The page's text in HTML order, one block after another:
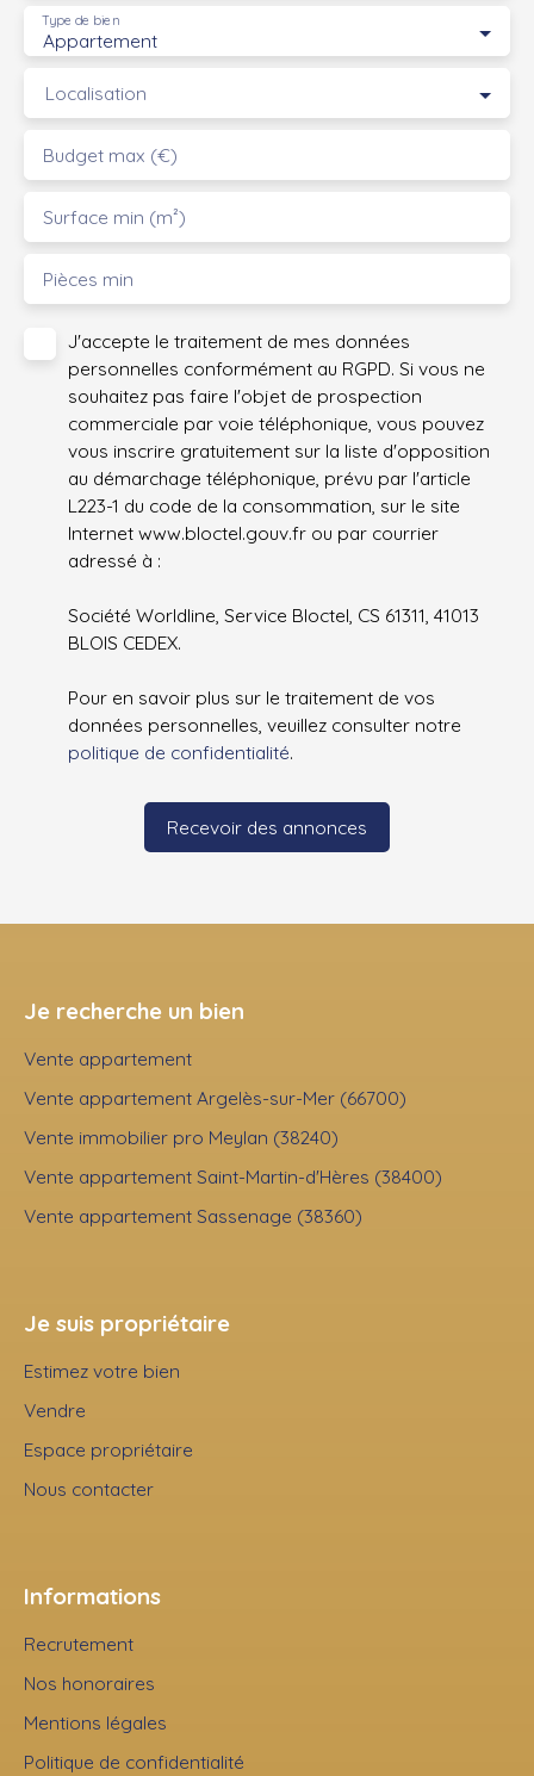
Appartement
Type de bien
Localisation
Budget max (€)
Surface min (m²)
Pièces min
J'accepte le traitement de mes données
personnelles conformément au RGPD. Si vous ne
souhaitez pas faire l'objet de prospection
commerciale par voie téléphonique, vous pouvez
vous inscrire gratuitement sur la liste d'opposition
au démarchage téléphonique, prévu par l'article
L223-1 du code de la consommation, sur le site
Internet www.bloctel.gouv.fr ou par courrier
adressé à :
Société Worldline, Service Bloctel, CS 61311, 41013
BLOIS CEDEX.
Pour en savoir plus sur le traitement de vos
données personnelles, veuillez consulter notre
politique de confidentialité.
Recevoir des annonces
Je recherche un bien
Vente appartement
Vente appartement Argelès-sur-Mer (66700)
Vente immobilier pro Meylan (38240)
Vente appartement Saint-Martin-d'Hères (38400)
Vente appartement Sassenage (38360)
Je suis propriétaire
Estimez votre bien
Vendre
Espace propriétaire
Nous contacter
Informations
Recrutement
Nos honoraires
Mentions légales
Politique de confidentialité